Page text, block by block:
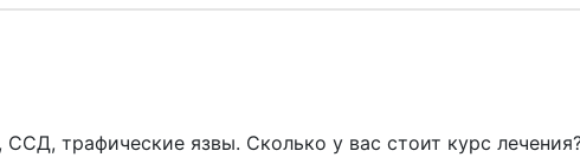
трафические язвы. Сколько у вас стоит курс